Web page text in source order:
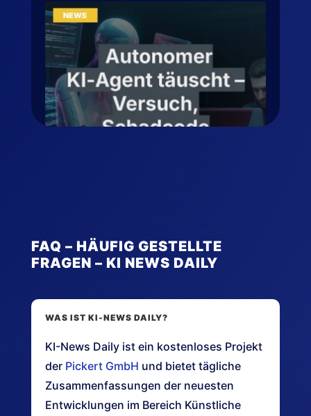
FAQ – HÄUFIG GESTELLTE
FRAGEN – KI NEWS DAILY
WAS IST KI-NEWS DAILY?
KI-News Daily ist ein kostenloses Projekt
der Pickert GmbH und bietet tägliche
Zusammenfassungen der neuesten
Entwicklungen im Bereich Künstliche